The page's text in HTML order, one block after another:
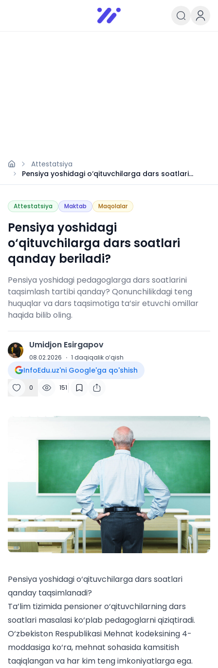
Infoedu
Ta&#039;lim xabarlari va
Attestatsiya
Pensiya yoshidagi o‘qituvchilarga dars soatlari
qanday beriladi?
Attestatsiya Maktab Maqolalar
Pensiya yoshidagi
o‘qituvchilarga dars soatlari
qanday beriladi?
Pensiya yoshidagi pedagoglarga dars soatlarini
taqsimlash tartibi qanday? Qonunchilikdagi teng
huquqlar va dars taqsimotiga ta’sir etuvchi omillar
haqida bilib oling.
U Umidjon Esirgapov
08.02.2026 · 1 daqiqalik o‘qish
InfoEdu.uz'ni Google'ga qo'shish
0 151
Pensiya yoshidagi o‘qituvchilarga dars soatlari
qanday taqsimlanadi?
Ta’lim tizimida pensioner o‘qituvchilarning dars
soatlari masalasi ko‘plab pedagoglarni qiziqtiradi.
O‘zbekiston Respublikasi Mehnat kodeksining 4-
moddasiga ko‘ra, mehnat sohasida kamsitish
taqiqlangan va har kim teng imkoniyatlarga ega.